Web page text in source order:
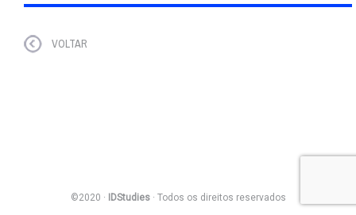
VOLTAR
©2020 · IDStudies· Todos os direitos reservados